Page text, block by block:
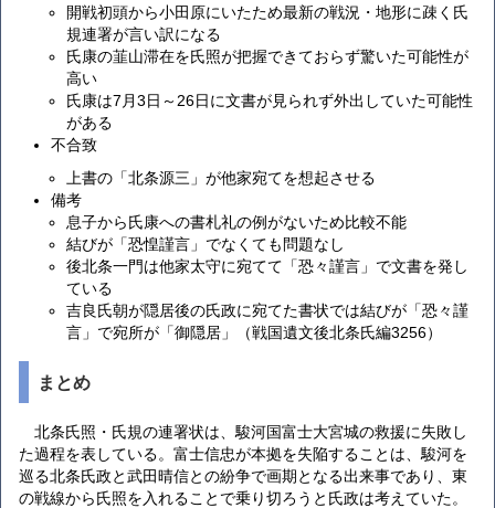
開戦初頭から小田原にいたため最新の戦況・地形に疎く氏
規連署が言い訳になる
氏康の韮山滞在を氏照が把握できておらず驚いた可能性が
高い
氏康は7月3日～26日に文書が見られず外出していた可能性
がある
不合致
上書の「北条源三」が他家宛てを想起させる
備考
息子から氏康への書札礼の例がないため比較不能
結びが「恐惶謹言」でなくても問題なし
後北条一門は他家太守に宛てて「恐々謹言」で文書を発し
ている
吉良氏朝が隠居後の氏政に宛てた書状では結びが「恐々謹
言」で宛所が「御隠居」（戦国遺文後北条氏編3256）
まとめ
北条氏照・氏規の連署状は、駿河国富士大宮城の救援に失敗し
た過程を表している。富士信忠が本拠を失陥することは、駿河を
巡る北条氏政と武田晴信との紛争で画期となる出来事であり、東
の戦線から氏照を入れることで乗り切ろうと氏政は考えていた。